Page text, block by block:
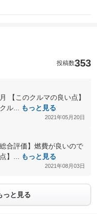
投稿数353
【このクルマの良い点】
ル...
もっと見る
2021年05月20日
合評価】燃費が良いので
】...
もっと見る
2021年08月03日
っと見る